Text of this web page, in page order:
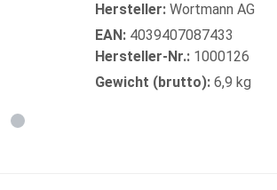
Hersteller: Wortmann AG
EAN: 4039407087433
Hersteller-Nr.: 1000126
Gewicht (brutto): 6,9 kg